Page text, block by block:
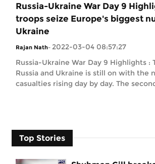
Russia-Ukraine War Day 9
troops seize Europe's biggest
Ukraine
Rajan Nath- 2022-03-04 08:57:27
Russia-Ukraine War Day 9 Highlights :
Russia and Ukraine is still on with the
casualties rising day by day. The
Top Stories